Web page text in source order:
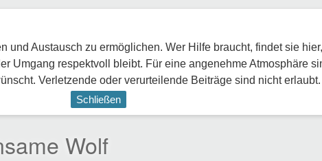
und Austausch zu ermöglichen. Wer Hilfe braucht, findet sie
Umgang respektvoll bleibt. Für eine angenehme Atmosphäre
Verletzende oder verurteilende Beiträge sind nicht erlaubt.
Schließen
Wolf